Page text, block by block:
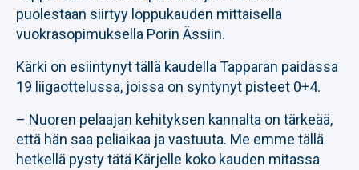
puolestaan siirtyy loppukauden mittaisella
vuokrasopimuksella Porin Ässiin.
Kärki on esiintynyt tällä kaudella Tapparan paidassa
19 liigaottelussa, joissa on syntynyt pisteet 0+4.
– Nuoren pelaajan kehityksen kannalta on tärkeää,
että hän saa peliaikaa ja vastuuta. Me emme tällä
hetkellä pysty tätä Kärjelle koko kauden mitassa